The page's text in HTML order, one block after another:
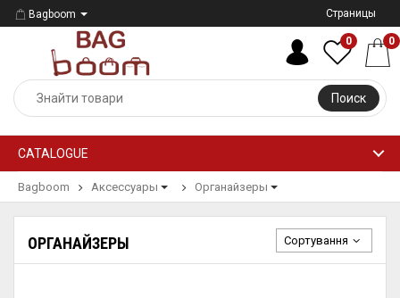
Bagboom Страницы
Поиск
0 0
CATALOGUE
Bagboom Аксессуары Органайзеры
ОРГАНАЙЗЕРЫ Сортування